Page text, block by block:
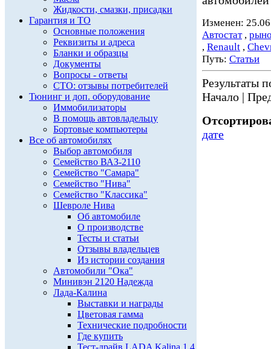
Жидкости, смазки, присадки
Гарантия и ТО
Основные положения
Реквизиты и адреса
Бланки и образцы
Документы
Вопросы - ответы
СТО: отзывы потребителей
Тюнинг и доп. оборудование
Иммобилизаторы
В помощь автовладельцу
Бортовые компьютеры
Все об автомобилях
Выбор автомобиля
Семейство ВАЗ-2110
Семейство "Самара"
Семейство "Нива"
Семейство "Классика"
Шевроле Нива
Об автомобиле
О производстве
Тесты и статьи
Отзывы владельцев
Из истории создания
Автомобили "Ока"
Минивэн 2120 Надежда
Лада-Калина
Выставки и награды
Цветовая гамма
Технические подробности
Где купить
Тест-драйв LADA Kalina 1,4
Изменен:
Автостат,
, Renault ,
Путь: Статьи
Результаты
Начало |
дате